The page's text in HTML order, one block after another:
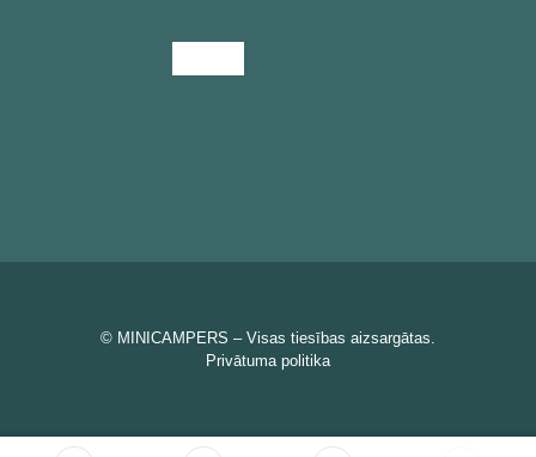
© MINICAMPERS – Visas tiesības aizsargātas.
Privātuma politika